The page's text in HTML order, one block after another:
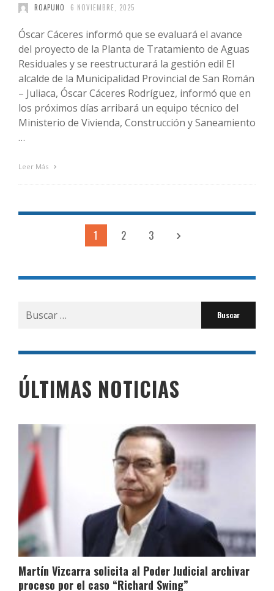
ROAPUNO 6 NOVIEMBRE, 2025
Óscar Cáceres informó que se evaluará el avance
del proyecto de la Planta de Tratamiento de Aguas
Residuales y se reestructurará la gestión edil El
alcalde de la Municipalidad Provincial de San Román
– Juliaca, Óscar Cáceres Rodríguez, informó que en
los próximos días arribará un equipo técnico del
Ministerio de Vivienda, Construcción y Saneamiento
…
Leer Más
1 2 3
Buscar
por:
ÚLTIMAS NOTICIAS
Martín Vizcarra solicita al Poder Judicial archivar
proceso por el caso “Richard Swing”